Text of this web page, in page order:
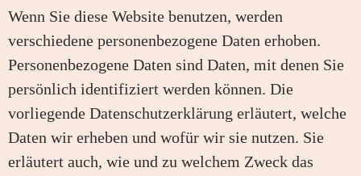
Wenn Sie diese Website benutzen, werden
verschiedene personenbezogene Daten erhoben.
Personenbezogene Daten sind Daten, mit denen Sie
persönlich identifiziert werden können. Die
vorliegende Datenschutzerklärung erläutert, welche
Daten wir erheben und wofür wir sie nutzen. Sie
erläutert auch, wie und zu welchem Zweck das